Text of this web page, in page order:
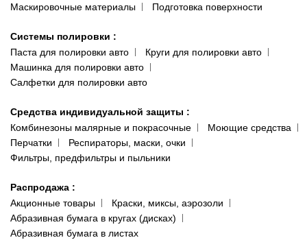
Маскировочные материалы
Подготовка поверхности
Системы полировки :
Паста для полировки авто
Круги для полировки авто
Машинка для полировки авто
Салфетки для полировки авто
Средства индивидуальной защиты :
Комбинезоны малярные и покрасочные
Моющие средства
Перчатки
Респираторы, маски, очки
Фильтры, предфильтры и пыльники
Распродажа :
Акционные товары
Краски, миксы, аэрозоли
Абразивная бумага в кругах (дисках)
Абразивная бумага в листах